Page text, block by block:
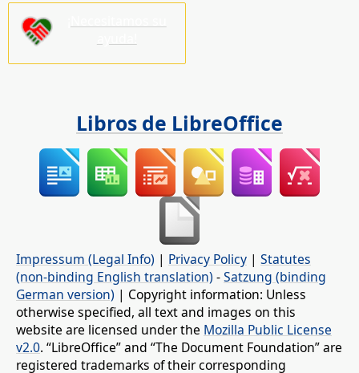
Libros de LibreOffice
Impressum (Legal Info) | Privacy Policy | Statutes
(non-binding English translation) -Satzung (binding
German version) | Copyright information: Unless
otherwise specified, all text and images on this
website are licensed under the Mozilla Public License
v2.0. “LibreOffice” and “The Document Foundation” are
registered trademarks of their corresponding